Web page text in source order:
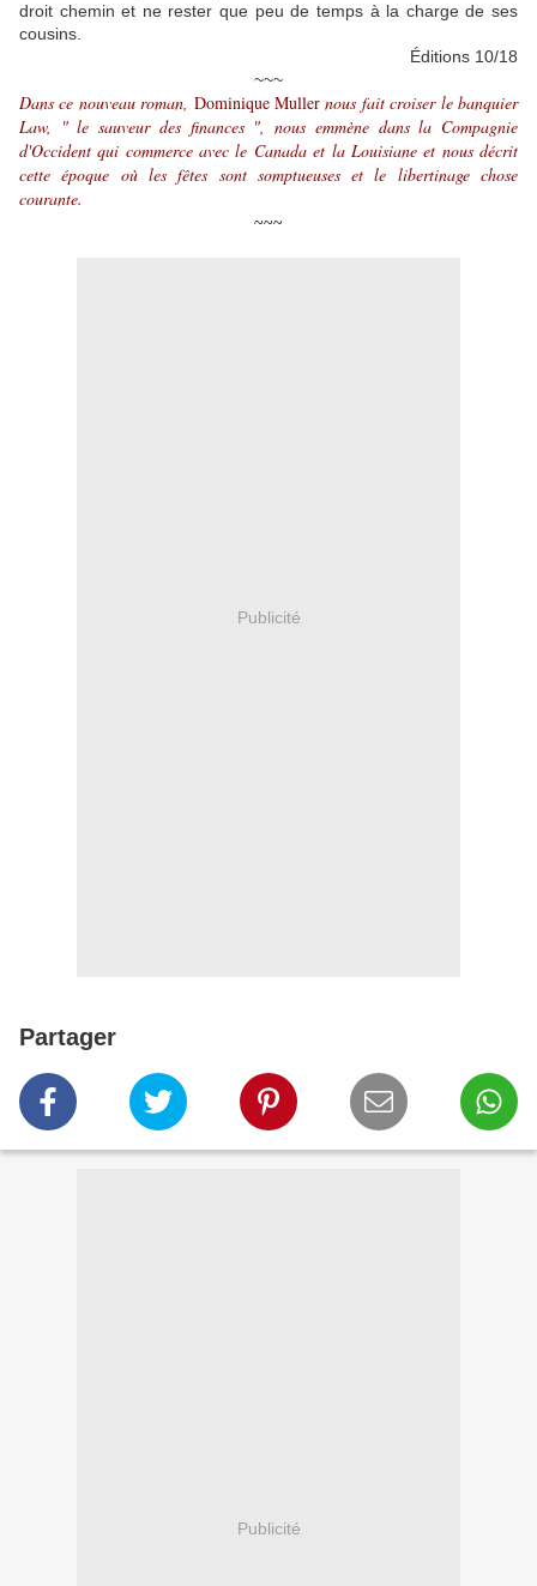
droit chemin et ne rester que peu de temps à la charge de ses
cousins.
Éditions 10/18
~~~
Dans ce nouveau roman, Dominique Muller nous fait croiser le banquier
Law, " le sauveur des finances ", nous emmène dans la Compagnie
d'Occident qui commerce avec le Canada et la Louisiane et nous décrit
cette époque où les fêtes sont somptueuses et le libertinage chose
courante.
~~~
Publicité
Partager
Publicité